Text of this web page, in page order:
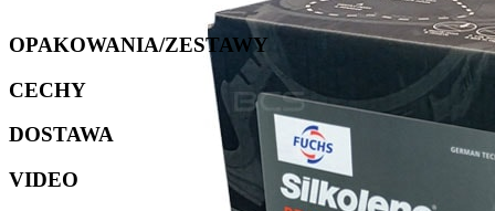
OPAKOWANIA/ZESTAWY
CECHY
DOSTAWA
VIDEO